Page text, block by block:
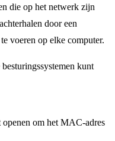
die op het netwerk zijn
door een
voeren op elke computer.
kunt
om het MAC-adres